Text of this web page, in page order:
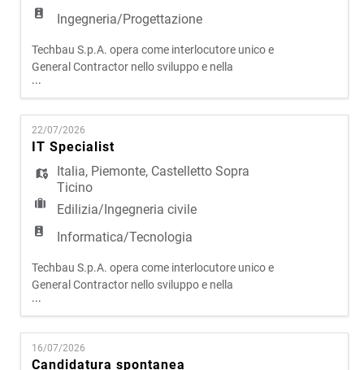
Ingegneria/Progettazione
Techbau S.p.A. opera come interlocutore unico e
General Contractor nello sviluppo e nella
realizzazione di progetti complessi in ambito civile
e infrastrutturale. Attraverso un modello
operativo integrato, che riunisce progettazione,
sviluppo e costruzione, l'azienda presidia l'intero
ciclo di vita degli interventi, assicurando elevati
livelli qual
...
22/07/2026
IT Specialist
Italia, Piemonte, Castelletto Sopra
Ticino
Edilizia/Ingegneria civile
Informatica/Tecnologia
Techbau S.p.A. opera come interlocutore unico e
General Contractor nello sviluppo e nella
realizzazione di progetti complessi in ambito civile
e infrastrutturale. Attraverso un modello
operativo integrato, che riunisce progettazione,
sviluppo e costruzione, l'azienda presidia l'intero
...
16/07/2026
Candidatura spontanea